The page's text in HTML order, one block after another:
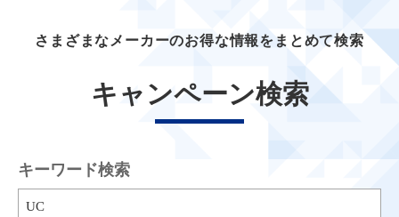
さまざまなメーカーのお得な情報をまとめて検索
キャンペーン検索
キーワード検索